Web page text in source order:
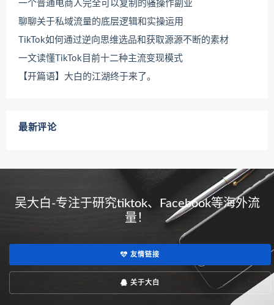
一个普通电商人完全可以复制的骚操作副业
聊聊关于私域流量的底层逻辑和实操运用
TikTok如何通过逆向思维选品和获取源源不断的素材
一文读懂TikTok目前十二种主流变现模式
【开篇语】大白的江湖终于来了。
最新评论
吴大白-专注于研究tiktok、Facebook等海外流
量！
友情链接
关于大白